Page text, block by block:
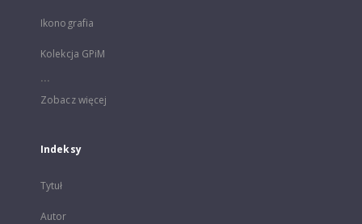
Ikonografia
Kolekcja GPiM
...
Zobacz więcej
Indeksy
Tytuł
Autor